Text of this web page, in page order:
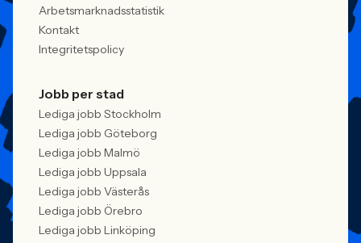
Arbetsmarknadsstatistik
Kontakt
Integritetspolicy
Jobb per stad
Lediga jobb Stockholm
Lediga jobb Göteborg
Lediga jobb Malmö
Lediga jobb Uppsala
Lediga jobb Västerås
Lediga jobb Örebro
Lediga jobb Linköping